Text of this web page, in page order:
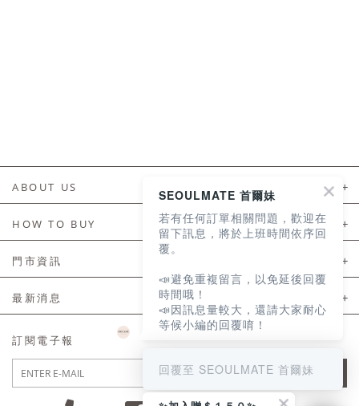
ABOUT US
HOW TO BUY
如何購買
會員常見問題
訂單常見問題
商品售後服務
門市資訊
門市資訊
最新消息
LINE官方會員活動
訂閱電子報
JOIN
SEOULMATE 首爾妹
若有任何訂單相關問題，歡迎在
留下訊息，將於上班時間依序回
覆。
📣避免重複留言，以免延後回覆
時間哦！
📣因訊息量較大，還請大家耐心
等候小編的回覆唷！
回覆至 SEOULMATE 首爾妹